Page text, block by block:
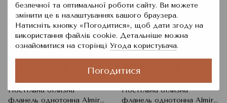
безпечної та оптимальної роботи сайту. Ви можете
змінити це в налаштуваннях вашого браузера.
Натисніть кнопку «Погодитися», щоб дати згоду на
використання файлів cookie. Детальніше можна
ознайомитися на сторінці Угода користувача.
Погодитися
−6%
6
Постільна білизна
фланель однотонна Almira
−11%
6
Безкоштовна 🚚
Постільна білизна
фланель однотонна Almira